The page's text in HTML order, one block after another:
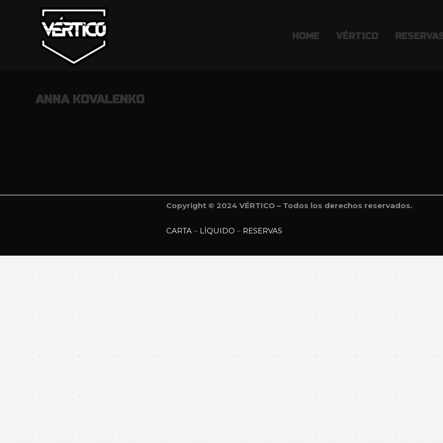
HOME VÉRTICO
ANNA KOVALENKO
Copyright © 2024 VÉRTICO – Todos los derechos reservados.
CARTA – LÍQUIDO – RESERVAS
HOME VÉRTICO